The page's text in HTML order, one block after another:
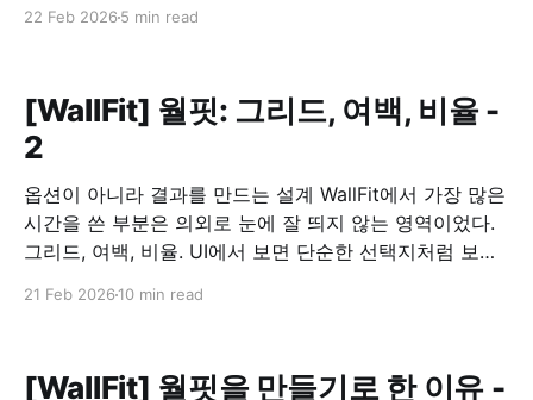
22 Feb 2026 5 min read
[WallFit] 월핏: 그리드, 여백, 비율 -
2
옵션이 아니라 결과를 만드는 설계 WallFit에서 가장 많은
시간을 쓴 부분은 의외로 눈에 잘 띄지 않는 영역이었다.
그리드, 여백, 비율. UI에서 보면 단순한 선택지처럼 보이
21 Feb 2026 10 min read
[WallFit] 월핏을 만들기로 한 이유 -